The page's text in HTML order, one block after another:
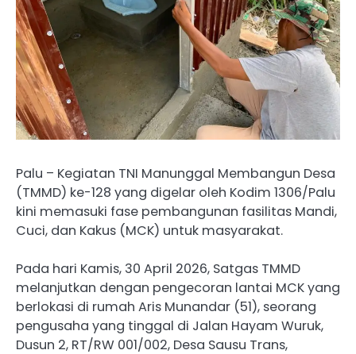
Palu – Kegiatan TNI Manunggal Membangun Desa
(TMMD) ke-128 yang digelar oleh Kodim 1306/Palu
kini memasuki fase pembangunan fasilitas Mandi,
Cuci, dan Kakus (MCK) untuk masyarakat.
Pada hari Kamis, 30 April 2026, Satgas TMMD
melanjutkan dengan pengecoran lantai MCK yang
berlokasi di rumah Aris Munandar (51), seorang
pengusaha yang tinggal di Jalan Hayam Wuruk,
Dusun 2, RT/RW 001/002, Desa Sausu Trans,